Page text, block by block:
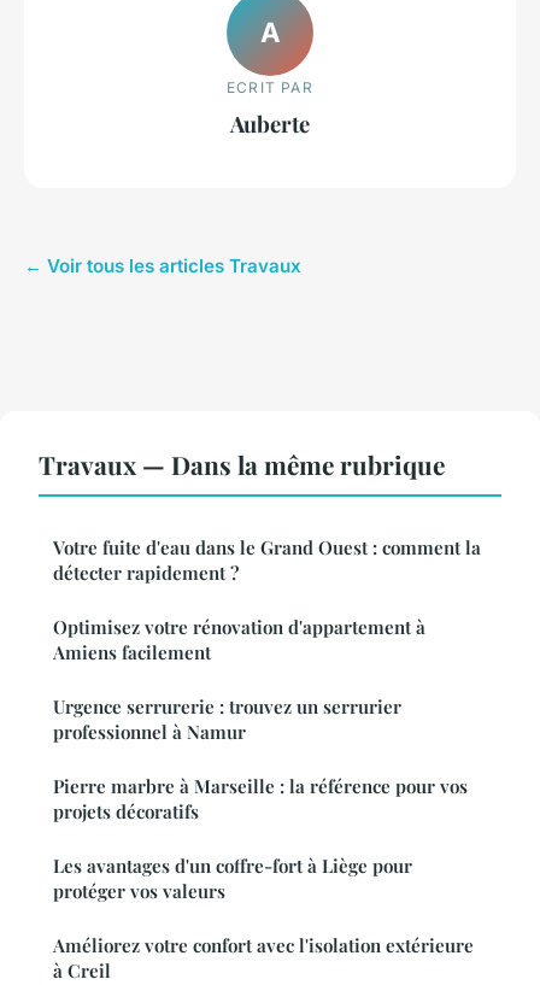
A
ECRIT PAR
Auberte
← Voir tous les articles Travaux
Travaux — Dans la même rubrique
Votre fuite d'eau dans le Grand Ouest : comment la
détecter rapidement ?
Optimisez votre rénovation d'appartement à
Amiens facilement
Urgence serrurerie : trouvez un serrurier
professionnel à Namur
Pierre marbre à Marseille : la référence pour vos
projets décoratifs
Les avantages d'un coffre-fort à Liège pour
protéger vos valeurs
Améliorez votre confort avec l'isolation extérieure
à Creil